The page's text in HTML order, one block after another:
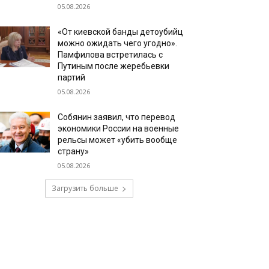
05.08.2026
«От киевской банды детоубийц
можно ожидать чего угодно».
Памфилова встретилась с
Путиным после жеребьевки
партий
05.08.2026
Собянин заявил, что перевод
экономики России на военные
рельсы может «убить вообще
страну»
05.08.2026
Загрузить больше